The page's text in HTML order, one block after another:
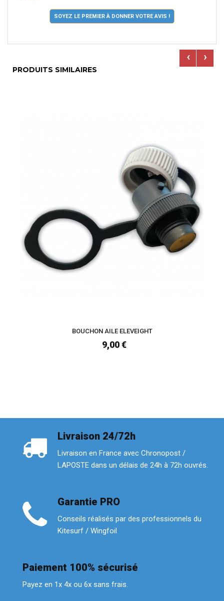
SOYEZ LE PREMIER À DONNER VOTRE AVIS !
PRODUITS SIMILAIRES
‹ ›
BOUCHON AILE ELEVEIGHT
9,00 €
Livraison 24/72h
Livraison en France avec Chronopost /
LAPOSTE dans un délais de 24h à 72h ouvrés.
Garantie PRO
Conseils réalisés par des professionnels du
Kitesurf / Wingfoil
Paiement 100% sécurisé
Payez en 1x 4x ou 6x sans frais.